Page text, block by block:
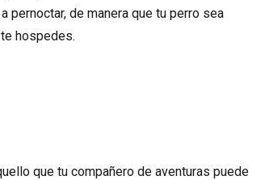
pernoctar, de manera que tu perro sea
hospedes.
que tu compañero de aventuras puede